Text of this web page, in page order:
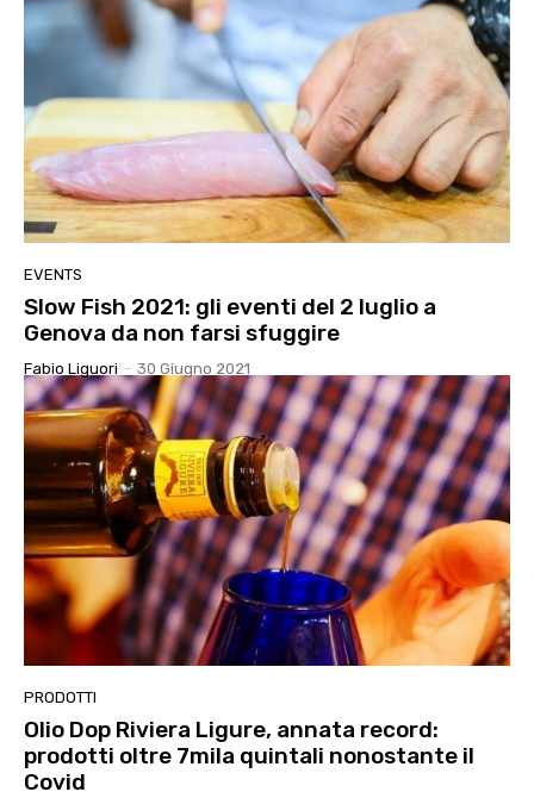
EVENTS
Slow Fish 2021: gli eventi del 2 luglio a
Genova da non farsi sfuggire
Fabio Liguori - 30 Giugno 2021
PRODOTTI
Olio Dop Riviera Ligure, annata record:
prodotti oltre 7mila quintali nonostante il
Covid